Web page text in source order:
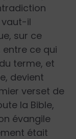
vaut-il
sur ce
ce qui
terme, et
devient
verset de
la Bible,
évangile
était